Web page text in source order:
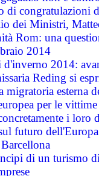
di congratulazioni
dei Ministri,
Rom: una
2014
d'inverno 2014:
Reding si
migratoria esterna
per le
i loro
futuro
di un turismo